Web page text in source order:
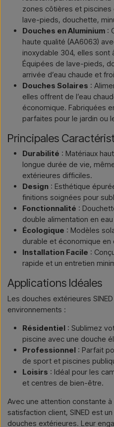
zones côtières et piscines
lave-pieds, douchette,
Douches en Aluminium :
haute qualité (AA6063)
inoxydable 304, elles
Équipées de lave-pieds,
arrivée d’eau chaude et
Douches Solaires :
elles offrent de l’eau
économique. Fabriquées
parfaites pour le jardin ou
Principales
Durabilité : Matériaux
longue durée de vie,
extérieures difficiles.
Design : Esthétique
finitions soignées pour
Fonctionnalité :
double alimentation en
Écologique : Modèles
durable et économique en
Installation Facile :
rapide et un entretien
Applications Idéales
Les douches extérieures
environnements :
Résidentiel : Sublimez
piscine avec une douche
Professionnel : Parfait
de sport et piscines
Loisirs : Idéal pour les
et centres de bien-être.
Avec une attention constante
satisfaction client, SINED est
douches extérieures. Leur